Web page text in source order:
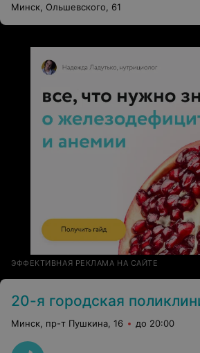
Минск, Ольшевского, 61
ЭФФЕКТИВНАЯ РЕКЛАМА НА САЙТЕ
20-я городская
Минск, пр-т Пушкина, 16 до 20:00